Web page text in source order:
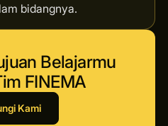
Belajarmu
FINEMA
Kami
bidangnya.